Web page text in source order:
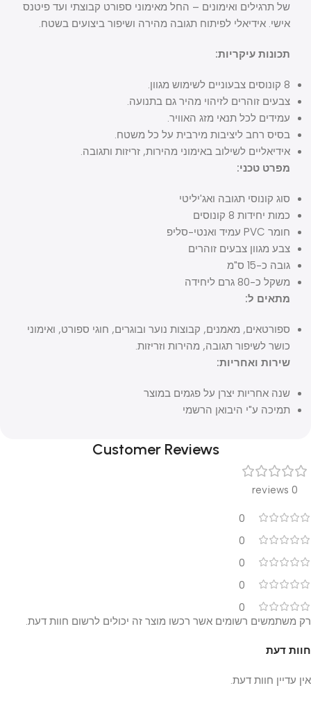
של תרגילים ואימונים – החל מאימוני ספורט קבוצתי ועד פיטנס
אישי. אידיאלי לפיתוח תגובה מהירה ושיפור ביצועים בשטח.
תכונות עיקריות:
8 קונוסים צבעוניים לשימוש מגוון.
צבעים זוהרים לזיהוי מהיר גם בתנועה.
עמידים לכל תנאי מזג האוויר.
בסיס רחב ליציבות מירבית על כל משטח.
אידיאליים לשילוב באימוני מהירות, זריזות ותגובה.
מפרט טכני:
סוג קונוסי תגובה ואג'יליטי
כמות יחידות 8 קונוסים
חומר PVC עמיד ואנטי-סליפ
צבע מגוון צבעים זוהרים
גובה כ-15 ס"מ
משקל כ-80 גרם ליחידה
מתאים ל:
ספורטאים, מאמנים, קבוצות נוער ובוגרים, חוגי ספורט, ואימוני
כושר לשיפור תגובה, מהירות וזריזות.
שירות ואחריות:
שנה אחריות יצרן על פגמים במוצר
תמיכה ע"י היבואן הרשמי
Customer Reviews
0 reviews
0
0
0
0
0
חוות דעת
אין עדיין חוות דעת.
רק משתמשים רשומים אשר רכשו מוצר זה יכולים לרשום חוות דעת.